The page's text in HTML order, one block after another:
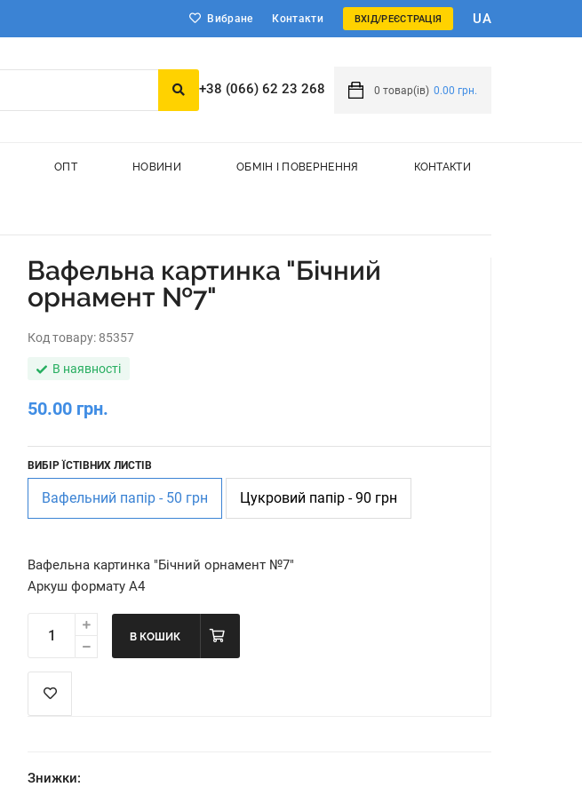
Вибране Контакти ВХІД/РЕЄСТРАЦІЯ UA
+38 (066) 62 23 268 0 товар(ів) 0.00 грн.
ОПТ НОВИНИ ОБМІН І ПОВЕРНЕННЯ КОНТАКТИ
Вафельна картинка "Бічний
орнамент №7"
Код товару: 85357
В наявності
50.00 грн.
ВИБІР ЇСТІВНИХ ЛИСТІВ
Вафельний папір - 50 грн Цукровий папір - 90 грн
Вафельна картинка "Бічний орнамент №7"
Аркуш формату А4
В КОШИК
Знижки: